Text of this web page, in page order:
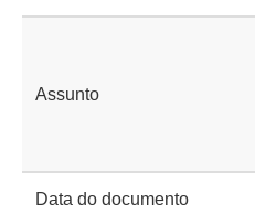
Assunto
Data do documento